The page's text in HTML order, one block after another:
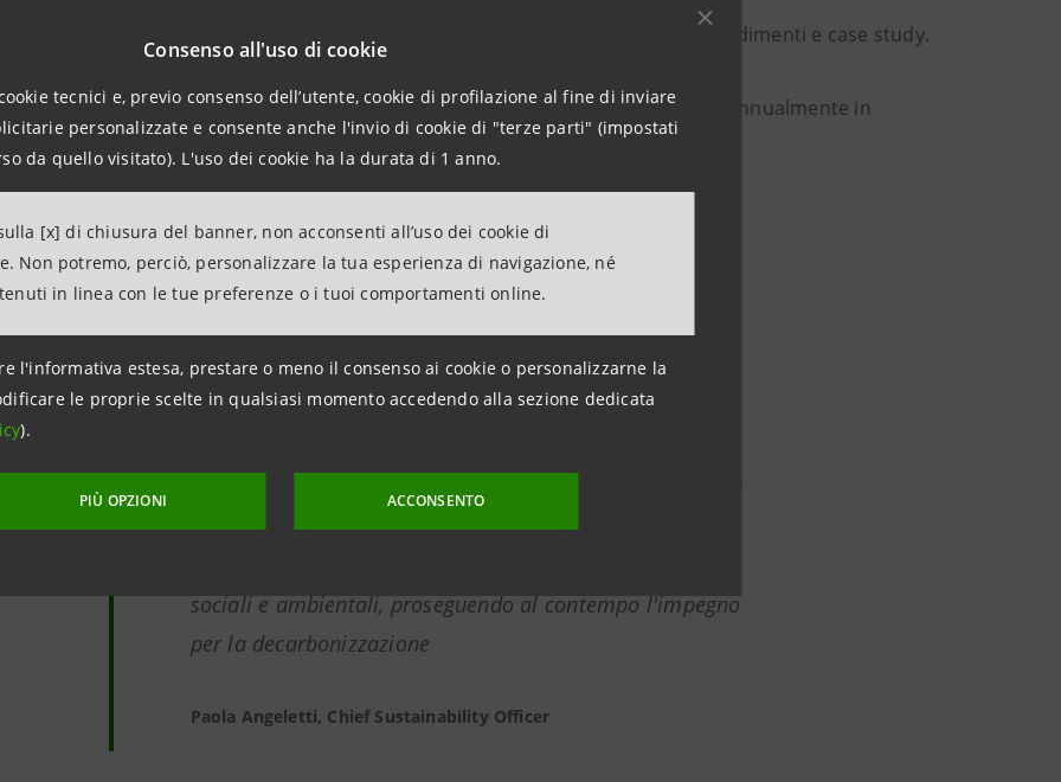
Consenso all'uso di cookie
tecnici e, previo consenso dell’utente, cookie di profilazione al fine di inviare
personalizzate e consente anche l'invio di cookie di "terze parti" (impostati
da quello visitato). L'uso dei cookie ha la durata di 1 anno.
[x] di chiusura del banner, non acconsenti all’uso dei cookie di
Non potremo, perciò, personalizzare la tua esperienza di navigazione, né
in linea con le tue preferenze o i tuoi comportamenti online.
l'informativa estesa, prestare o meno il consenso ai cookie o personalizzarne la
le proprie scelte in qualsiasi momento accedendo alla sezione dedicata
).
PIÙ OPZIONI ACCONSENTO
oltre ad informazioni quantitative e qualitative comprendono anche approfondimenti e case study.
è stato pubblicato il Modern Slavery Statement, documento pubblicato annualmente in
con UK Modern Slavery Act 2015 e Australian Modern Slavery Act 2018.
Intesa Sanpaolo ha raggiunto e in molti casi superato gli
obiettivi ESG del Piano di Impresa 2022–2025 nonostante
il contesto macroeconomico complesso. Il nuovo Piano
2026–2029 consolida l’impegno sociale, destinando 1
clientela: il 30% dei nuovi prestiti a medio-lungo termine
sociali e ambientali, proseguendo al contempo l'impegno
per la decarbonizzazione
Paola Angeletti, Chief Sustainability Officer